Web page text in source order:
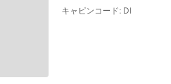
キャビンコード: DI